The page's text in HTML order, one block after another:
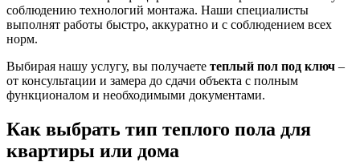
соблюдению технологий монтажа. Наши специалисты
выполнят работы быстро, аккуратно и с соблюдением всех
норм.
Выбирая нашу услугу, вы получаете теплый пол под ключ –
от консультации и замера до сдачи объекта с полным
функционалом и необходимыми документами.
Как выбрать тип теплого пола для
квартиры или дома